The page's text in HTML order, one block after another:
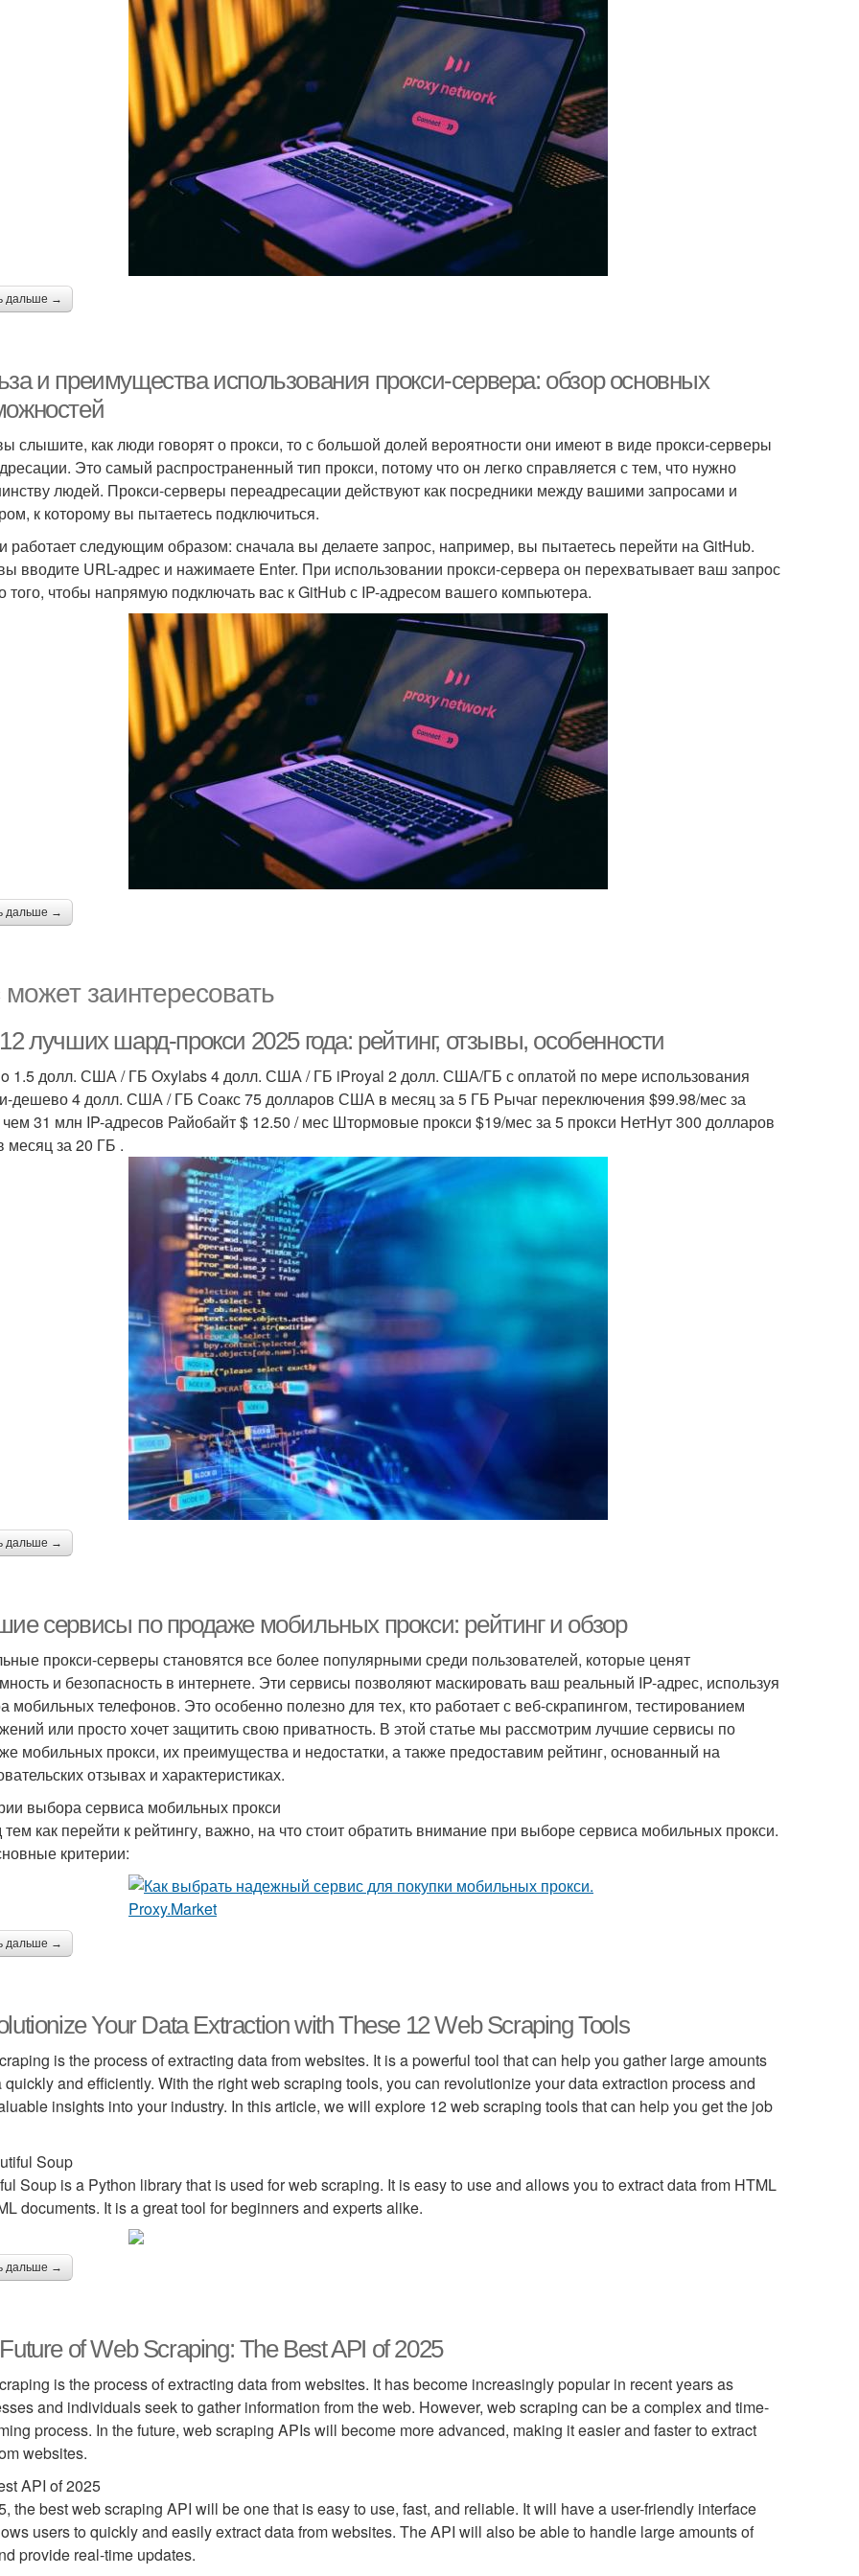
дальше →
и преимущества использования прокси-сервера: обзор основных
слышите, как люди говорят о прокси, то с большой долей вероятности они имеют в виде прокси-серверы
Это самый распространенный тип прокси, потому что он легко справляется с тем, что нужно
людей. Прокси-серверы переадресации действуют как посредники между вашими запросами и
к которому вы пытаетесь подключиться.
работает следующим образом: сначала вы делаете запрос, например, вы пытаетесь перейти на GitHub.
вводите URL-адрес и нажимаете Enter. При использовании прокси-сервера он перехватывает ваш запрос
того, чтобы напрямую подключать вас к GitHub с IP-адресом вашего компьютера.
дальше →
заинтересовать
лучших шард-прокси 2025 года: рейтинг, отзывы, особенности
1.5 долл. США / ГБ Oxylabs 4 долл. США / ГБ iProyal 2 долл. США/ГБ с оплатой по мере использования
дешево 4 долл. США / ГБ Соакс 75 долларов США в месяц за 5 ГБ Рычаг переключения $99.98/мес за
31 млн IP-адресов Райобайт $ 12.50 / мес Штормовые прокси $19/мес за 5 прокси НетНут 300 долларов
за 20 ГБ .
дальше →
сервисы по продаже мобильных прокси: рейтинг и обзор
прокси-серверы становятся все более популярными среди пользователей, которые ценят
и безопасность в интернете. Эти сервисы позволяют маскировать ваш реальный IP-адрес, используя
мобильных телефонов. Это особенно полезно для тех, кто работает с веб-скрапингом, тестированием
или просто хочет защитить свою приватность. В этой статье мы рассмотрим лучшие сервисы по
мобильных прокси, их преимущества и недостатки, а также предоставим рейтинг, основанный на
отзывах и характеристиках.
выбора сервиса мобильных прокси
как перейти к рейтингу, важно, на что стоит обратить внимание при выборе сервиса мобильных прокси.
критерии:
дальше →
Your Data Extraction with These 12 Web Scraping Tools
is the process of extracting data from websites. It is a powerful tool that can help you gather large amounts
quickly and efficiently. With the right web scraping tools, you can revolutionize your data extraction process and
insights into your industry. In this article, we will explore 12 web scraping tools that can help you get the job
Soup
Soup is a Python library that is used for web scraping. It is easy to use and allows you to extract data from HTML
documents. It is a great tool for beginners and experts alike.
дальше →
of Web Scraping: The Best API of 2025
is the process of extracting data from websites. It has become increasingly popular in recent years as
and individuals seek to gather information from the web. However, web scraping can be a complex and time-
process. In the future, web scraping APIs will become more advanced, making it easier and faster to extract
websites.
API of 2025
the best web scraping API will be one that is easy to use, fast, and reliable. It will have a user-friendly interface
users to quickly and easily extract data from websites. The API will also be able to handle large amounts of
provide real-time updates.